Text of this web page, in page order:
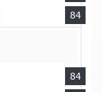
84
84